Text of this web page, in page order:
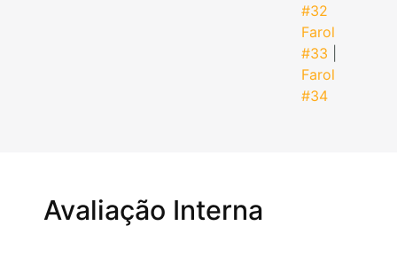
#32
Farol
#33
Farol
#34
Avaliação Interna